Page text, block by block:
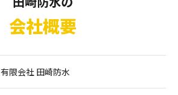
会社概要
有限会社 田崎防水